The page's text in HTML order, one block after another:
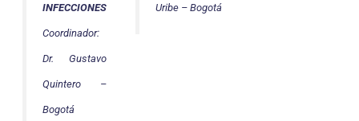
INFECCIONES
Coordinador:
Dr. Gustavo
Quintero –
Bogotá
Uribe – Bogotá